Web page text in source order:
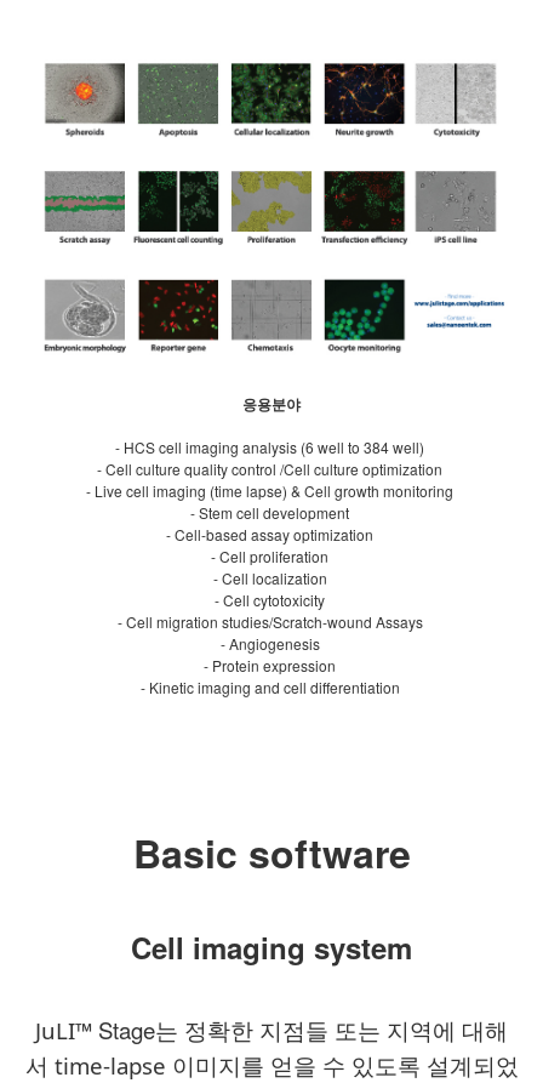
응용분야
- HCS cell imaging analysis (6 well to 384 well)
- Cell culture quality control /Cell culture optimization
- Live cell imaging (time lapse) & Cell growth monitoring
- Stem cell development
- Cell-based assay optimization
- Cell proliferation
- Cell localization
- Cell cytotoxicity
- Cell migration studies/Scratch‐wound Assays
- Angiogenesis
- Protein expression
- Kinetic imaging and cell differentiation
Basic software
Cell imaging system
JuLI™ Stage는 정확한 지점들 또는 지역에 대해
서 time-lapse 이미지를 얻을 수 있도록 설계되었